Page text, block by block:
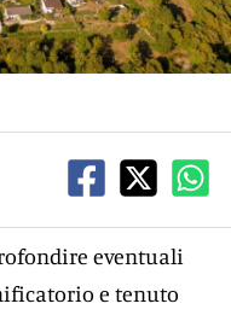
eventuali
e tenuto